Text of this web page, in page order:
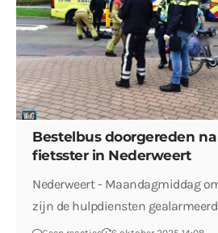
Bestelbus doorgereden
fietsster in Nederweert
Nederweert - Maandagmiddag
zijn de hulpdiensten